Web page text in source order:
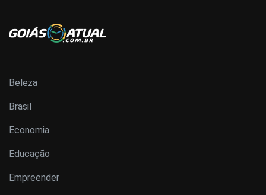
Beleza
Brasil
Economia
Educação
Empreender